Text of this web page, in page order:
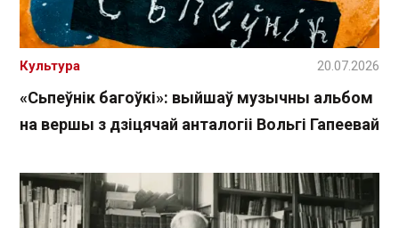
«Сьпеўнік багоўкі»: выйшаў музычны альбом
на вершы з дзіцячай анталогіі Вольгі Гапеевай
Культура 20.07.2026